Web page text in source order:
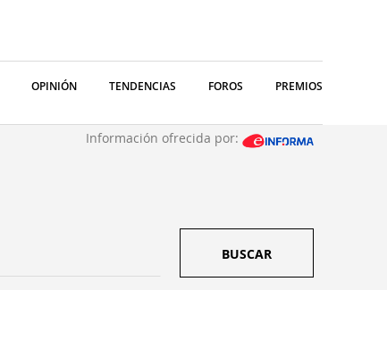
OPINIÓN TENDENCIAS FOROS PREMIOS
Información ofrecida por:
BUSCAR